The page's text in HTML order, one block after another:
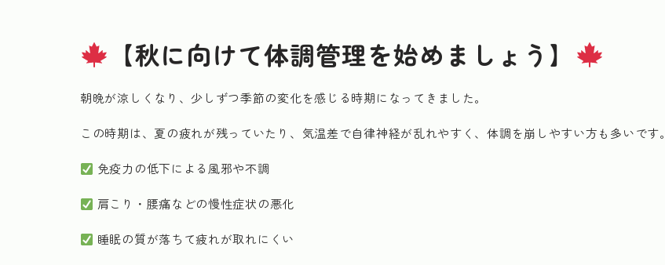
【秋に向けて体調管理を始めましょう】
朝晩が涼しくなり、少しずつ季節の変化を感じる時期になってきました。
この時期は、夏の疲れが残っていたり、気温差で自律神経が乱れやすく、体調を崩しやすい方も多いです。
免疫力の低下による風邪や不調
肩こり・腰痛などの慢性症状の悪化
睡眠の質が落ちて疲れが取れにくい